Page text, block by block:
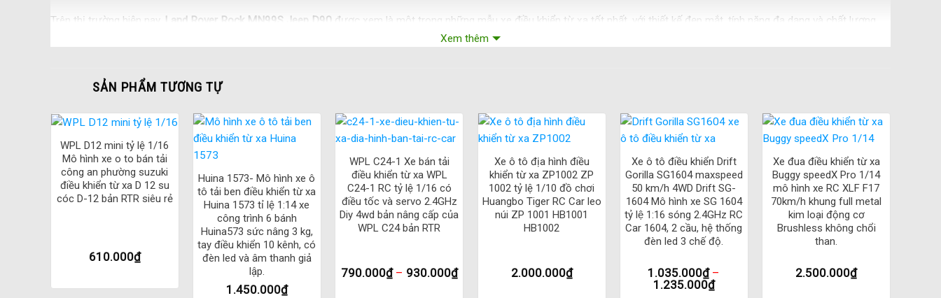
Trên thị trường hiện nay, Land Rover Rock MN99S Jeep D90 được xem là một trong những mẫu xe điều khiển từ xa tốt nhất, với thiết kế đẹp mắt, tính năng đa dạng và chất lượng
vượt trội. Nếu bạn là người yêu thích các trò chơi xe điều khiển từ xa, đây là một lựa chọn tuyệt vời mà bạn không nên bỏ qua.
thể thao, giúp xe vận hành ổn định và êm ái hơn trên các địa hình khó khăn.
Bên cạnh đó,xe điều khiển từ xa Land Rover Rock MN99S Jeep D90 MN99s2 ver 2còn được trang bị một bộ pin Lithium-ion dung lượng lớn, giúp chiếc xe hoạt động liên tục trong
một khoảng thời gian dài và giảm thiểu tình trạng sạc đầy xả hết pin.
Mẫu xe này còn có thêm chế độ giảm tốc độ để tránh va chạm, đặc biệt phù hợp cho các trẻ em khi chơi đồ chơi điều khiển từ xa.
Land Rover Rock MN99S MN99S2 Ver 2 Jeep D90 là một trong những mẫu xe điều khiển từ xa cao cấp, đáng được sở hữu bởi những tính năng và thiết kế ấn tượng. Đây là một
món quà tuyệt vời cho bạn bè, gia đình hoặc bản thân để thư giãn, giải trí và khám phá những địa hình khó khăn.
Tính năng ưu việt củaXe ô tô điều khiển từ xa MN99S2 Land Rover Rock MN99S Jeep D90
được trang bị nhiều tính năng ưu việt, giúp nó trở thành một trong những mẫu xe điều khiển từ xa tốt nhất trên thị trường hiện nay. Dưới đây là
một số tính năng ưu việt của Land Rover RockMN99S
Xem thêm
SẢN PHẨM TƯƠNG TỰ
+
WPL D12 mini tỷ lệ 1/16
Mô hình xe o to bán tải
công an phường suzuki
điều khiển từ xa D 12 su
cóc D-12 bản RTR siêu rẻ
610.000₫
+
Huina 1573- Mô hình xe ô
tô tải ben điều khiển từ xa
Huina 1573 tỉ lệ 1:14 xe
công trình 6 bánh
Huina573 sức nâng 3 kg,
tay điều khiển 10 kênh, có
đèn led và âm thanh giả
lập.
1.450.000₫
+
WPL C24-1 Xe bán tải
điều khiển từ xa WPL
C24-1 RC tỷ lệ 1/16 có
điều tốc và servo 2.4GHz
Diy 4wd bản nâng cấp của
WPL C24 bản RTR
790.000₫– 930.000₫
+
Xe ô tô địa hình điều
khiển từ xa ZP1002 ZP
1002 tỷ lệ 1/10 đồ chơi
Huangbo Tiger RC Car leo
núi ZP 1001 HB1001
HB1002
2.000.000₫
+
Xe ô tô điều khiển Drift
Gorilla SG1604 maxspeed
50 km/h 4WD Drift SG-
1604 Mô hình xe SG 1604
tỷ lệ 1:16 sóng 2.4GHz RC
Car 1604, 2 cầu, hệ thống
đèn led 3 chế độ.
1.035.000₫–
1.235.000₫
Xe đua điều khiển từ xa
Buggy speedX Pro 1/14
mô hình xe RC XLF F17
70km/h khung full metal
kim loại động cơ
Brushless không chổi
than.
2.500.000₫